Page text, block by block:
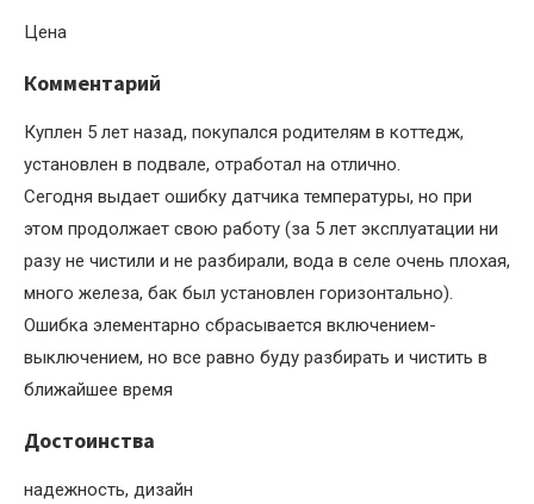
Цена
Комментарий
Куплен 5 лет назад, покупался родителям в коттедж,
установлен в подвале, отработал на отлично.
Сегодня выдает ошибку датчика температуры, но при
этом продолжает свою работу (за 5 лет эксплуатации ни
разу не чистили и не разбирали, вода в селе очень плохая,
много железа, бак был установлен горизонтально).
Ошибка элементарно сбрасывается включением-
выключением, но все равно буду разбирать и чистить в
ближайшее время
Достоинства
надежность, дизайн